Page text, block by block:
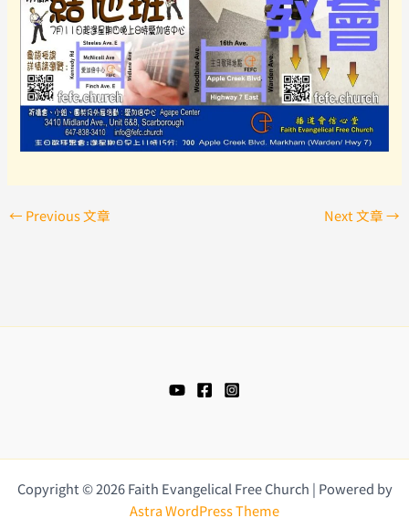
← Previous 文章 Next 文章→
Copyright © 2026 Faith Evangelical Free Church | Powered by
Astra WordPress Theme